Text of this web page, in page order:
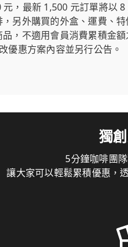
，最新 1,500 元訂單將以
另外購買的外盒、運費、
，不適用會員消費累積金額
優惠方案內容並另行公告。
獨
5分鐘咖啡團
讓大家可以輕鬆累積優惠，